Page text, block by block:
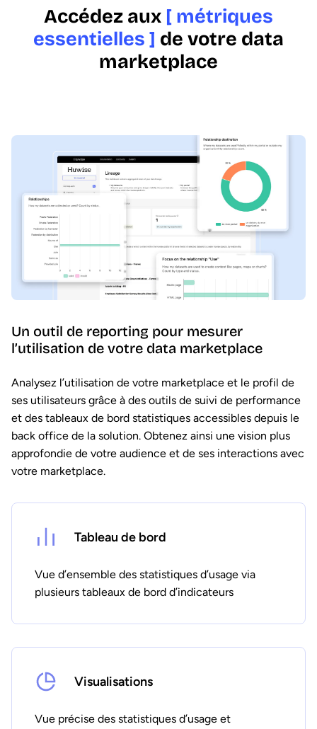
Accédez aux [ métriques
essentielles ] de votre data
marketplace
Un outil de reporting pour mesurer
l’utilisation de votre data marketplace
Analysez l’utilisation de votre marketplace et le profil de
ses utilisateurs grâce à des outils de suivi de performance
et des tableaux de bord statistiques accessibles depuis le
back office de la solution. Obtenez ainsi une vision plus
approfondie de votre audience et de ses interactions avec
votre marketplace.
Tableau de bord
Vue d’ensemble des statistiques d’usage via
plusieurs tableaux de bord d’indicateurs
Visualisations
Vue précise des statistiques d’usage et